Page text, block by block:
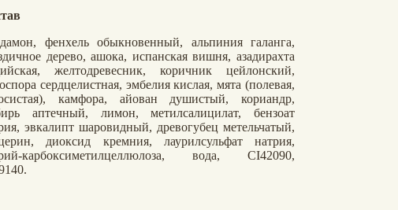
фенхель обыкновенный, альпиния галанга,
дерево, ашока, испанская вишня, азадирахта
желтодревесник, коричник цейлонский,
сердцелистная, эмбелия кислая, мята (полевая,
камфора, айован душистый, кориандр,
аптечный, лимон, метилсалицилат, бензоат
эвкалипт шаровидный, древогубец метельчатый,
диоксид кремния, лаурилсульфат натрия,
карбоксиметилцеллюлоза, вода, CI42090,